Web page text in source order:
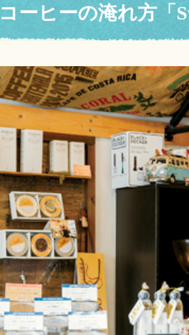
ーヒーの淹れ方「